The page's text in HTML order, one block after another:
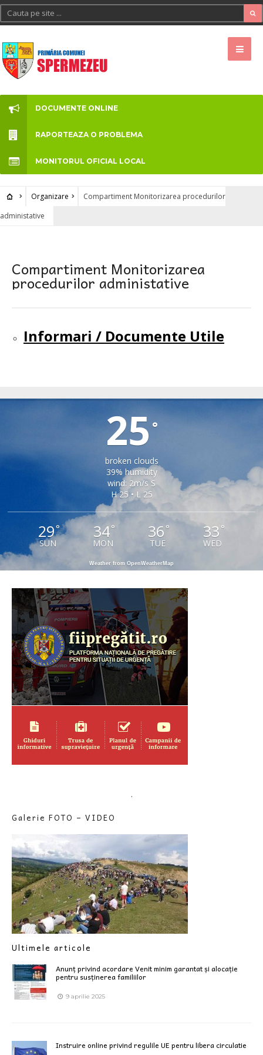
DOCUMENTE ONLINE
RAPORTEAZA O PROBLEMA
MONITORUL OFICIAL LOCAL
Organizare
Compartiment Monitorizarea procedurilor
administative
Compartiment Monitorizarea
procedurilor administative
Informari / Documente Utile
25°
broken clouds
39% humidity
wind: 2m/s S
H 25 • L 25
29°
SUN
34°
MON
36 °
TUE
33 °
WED
Weather from OpenWeatherMap
.
Galerie FOTO – VIDEO
Ultimele articole
Anunț privind acordare Venit minim garantat și alocație
pentru susținerea familiilor
9 aprilie 2025
Instruire online privind regulile UE pentru libera circulatie